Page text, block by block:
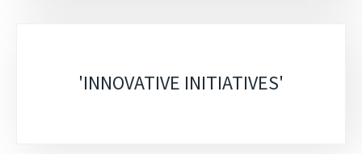
'INNOVATIVE INITIATIVES'